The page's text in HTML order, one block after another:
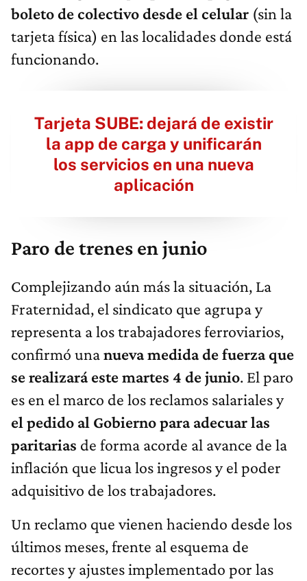
boleto de colectivo desde el celular (sin la
tarjeta física) en las localidades donde está
funcionando.
Tarjeta SUBE: dejará de existir
la app de carga y unificarán
los servicios en una nueva
aplicación
Paro de trenes en junio
Complejizando aún más la situación, La
Fraternidad, el sindicato que agrupa y
representa a los trabajadores ferroviarios,
confirmó unanueva medida de fuerza que
se realizará este martes 4 de junio. El paro
es en el marco de los reclamos salariales y
el pedido al Gobierno para adecuar las
paritarias de forma acorde al avance de la
inflación que licua los ingresos y el poder
adquisitivo de los trabajadores.
Un reclamo que vienen haciendo desde los
últimos meses, frente al esquema de
recortes y ajustes implementado por las